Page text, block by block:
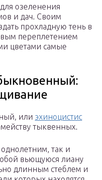
озеленения
и дач. Своим
прохладную тень в
переплетением
цветами самые
или эхиноцистис
тыквенных.
так и
вьющуюся лиану
длинным стеблем и